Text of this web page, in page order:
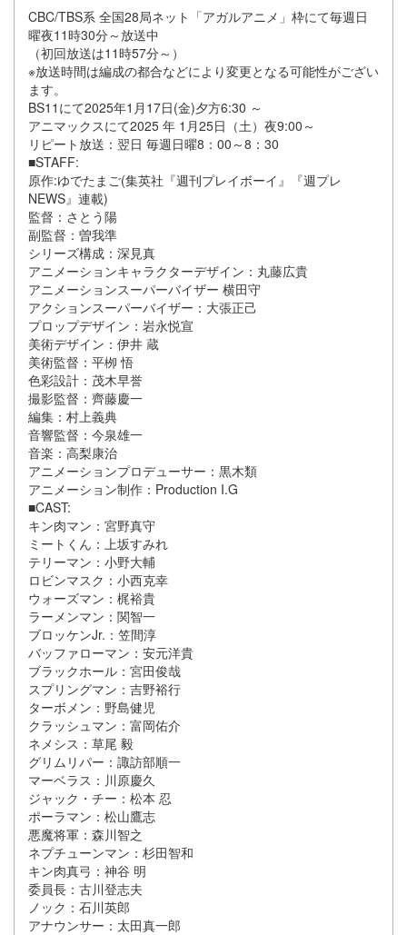
CBC/TBS系 全国28局ネット「アガルアニメ」枠にて毎週日
曜夜11時30分～放送中
（初回放送は11時57分～）
※放送時間は編成の都合などにより変更となる可能性がござい
ます。
BS11にて2025年1月17日(金)夕方6:30 ～
アニマックスにて2025 年 1月25日（土）夜9:00～
リピート放送：翌日 毎週日曜8：00～8：30
■STAFF:
原作:ゆでたまご(集英社『週刊プレイボーイ』『週プレ
NEWS』連載)
監督：さとう陽
副監督：曽我準
シリーズ構成：深見真
アニメーションキャラクターデザイン：丸藤広貴
アニメーションスーパーバイザー 横田守
アクションスーパーバイザー：大張正己
プロップデザイン：岩永悦宣
美術デザイン：伊井 蔵
美術監督：平栁 悟
色彩設計：茂木早誉
撮影監督：齊藤慶一
編集：村上義典
音響監督：今泉雄一
音楽：高梨康治
アニメーションプロデューサー：黒木類
アニメーション制作：Production I.G
■CAST:
キン肉マン：宮野真守
ミートくん：上坂すみれ
テリーマン：小野大輔
ロビンマスク：小西克幸
ウォーズマン：梶裕貴
ラーメンマン：関智一
ブロッケンJr.：笠間淳
バッファローマン：安元洋貴
ブラックホール：宮田俊哉
スプリングマン：吉野裕行
ターボメン：野島健児
クラッシュマン：富岡佑介
ネメシス：草尾 毅
グリムリパー：諏訪部順一
マーベラス：川原慶久
ジャック・チー：松本 忍
ポーラマン：松山鷹志
悪魔将軍：森川智之
ネプチューンマン：杉田智和
キン肉真弓：神谷 明
委員長：古川登志夫
ノック：石川英郎
アナウンサー：太田真一郎